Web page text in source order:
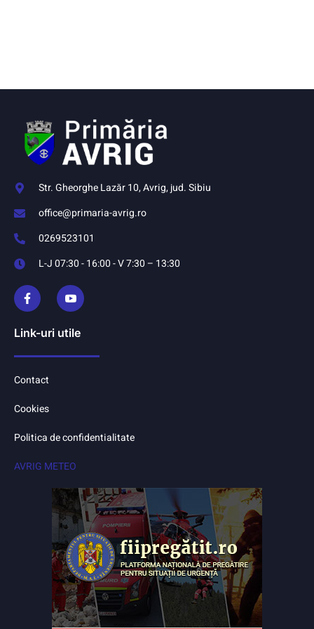
Str. Gheorghe Lazăr 10, Avrig, jud. Sibiu
office@primaria-avrig.ro
0269523101
L-J 07:30 - 16:00 - V 7:30 – 13:30
Link-uri utile
Contact
Cookies
Politica de confidentialitate
AVRIG METEO